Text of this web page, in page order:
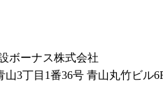
ボーナス株式会社
山3丁目1番36号 青山丸竹ビル